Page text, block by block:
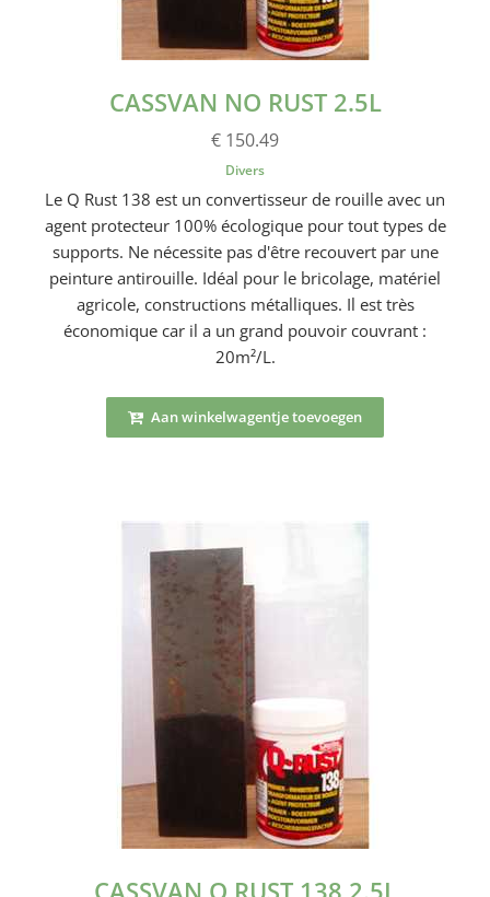
CASSVAN NO RUST 2.5L
€ 150.49
Divers
Le Q Rust 138 est un convertisseur de rouille avec un
agent protecteur 100% écologique pour tout types de
supports. Ne nécessite pas d'être recouvert par une
peinture antirouille. Idéal pour le bricolage, matériel
agricole, constructions métalliques. Il est très
économique car il a un grand pouvoir couvrant :
20m²/L.
Aan winkelwagentje toevoegen